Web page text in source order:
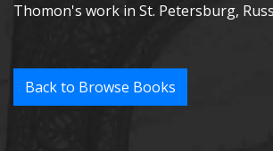
Thomon's work in St. Petersburg,
Back to Browse Books